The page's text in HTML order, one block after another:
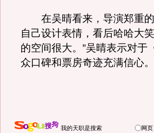
在吴晴看来，导演郑重的
自己设计表情，看后哈哈大
的空间很大。”吴晴表示对于
众口碑和票房奇迹充满信心。
我的天职是搜索 网页